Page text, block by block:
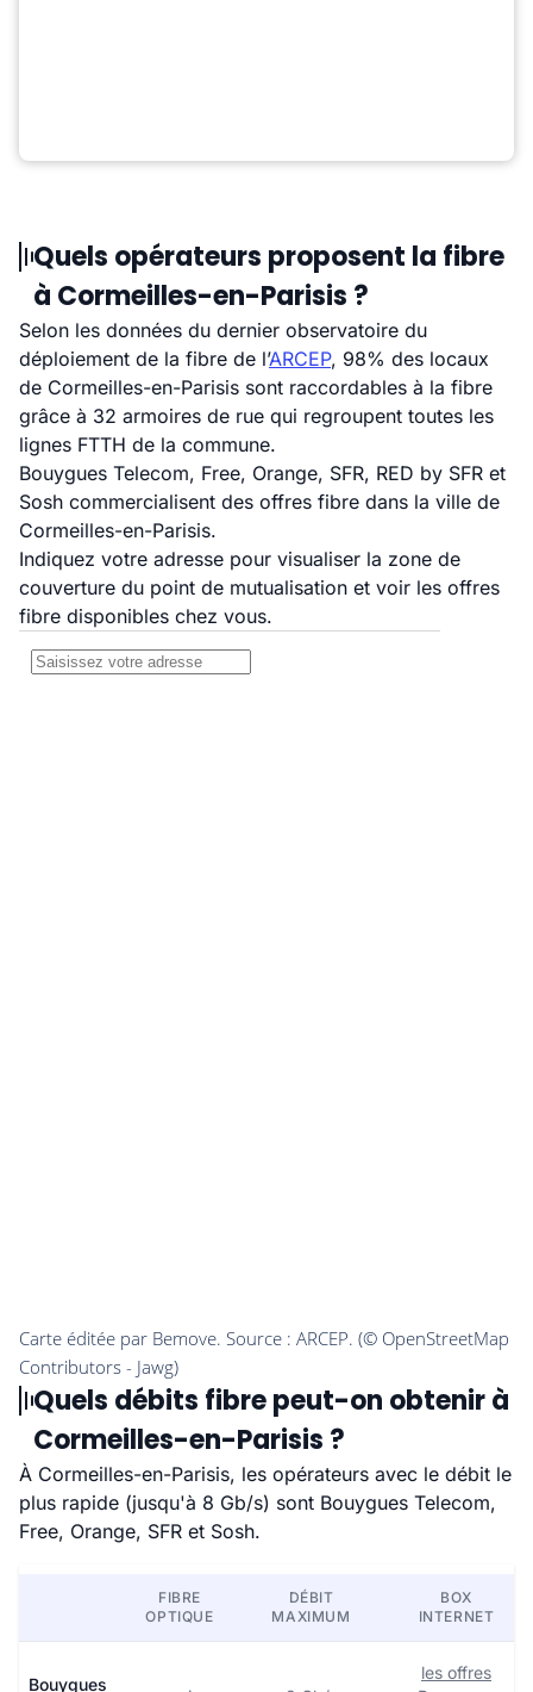
Quels opérateurs proposent la fibre
à Cormeilles-en-Parisis ?
Selon les données du dernier observatoire du
déploiement de la fibre de l’ARCEP, 98% des locaux
de Cormeilles-en-Parisis sont raccordables à la fibre
grâce à 32 armoires de rue qui regroupent toutes les
lignes FTTH de la commune.
Bouygues Telecom, Free, Orange, SFR, RED by SFR et
Sosh commercialisent des offres fibre dans la ville de
Cormeilles-en-Parisis.
Indiquez votre adresse pour visualiser la zone de
couverture du point de mutualisation et voir les offres
fibre disponibles chez vous.
Quels débits fibre peut-on obtenir à
Cormeilles-en-Parisis ?
À Cormeilles-en-Parisis, les opérateurs avec le débit le
plus rapide (jusqu'à 8 Gb/s) sont Bouygues Telecom,
Free, Orange, SFR et Sosh.
FIBRE
OPTIQUE
DÉBIT
MAXIMUM
BOX
INTERNET
Bouygues
les offres